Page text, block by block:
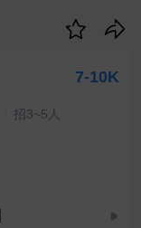
7-10K
招3~5人